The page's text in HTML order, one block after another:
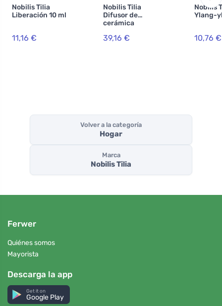
Nobilis Tilia
Liberación 10 ml
11,16 €
Nobilis Tilia
Difusor de
cerámica
39,16 €
Nobilis
Ylang-
10,76 €
Volver a la categoría
Hogar
Marca
Nobilis Tilia
Ferwer
Quiénes somos
Mayorista
Descarga la app
Get it on
Google Play